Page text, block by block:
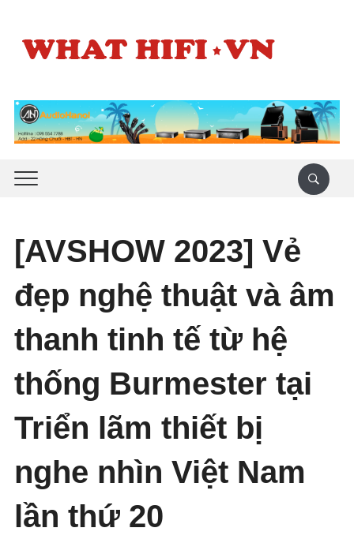
[AVSHOW 2023] Vẻ
đẹp nghệ thuật và âm
thanh tinh tế từ hệ
thống Burmester tại
Triển lãm thiết bị
nghe nhìn Việt Nam
lần thứ 20